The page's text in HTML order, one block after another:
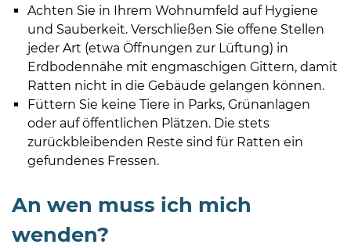
Achten Sie in Ihrem Wohnumfeld auf Hygiene
und Sauberkeit. Verschließen Sie offene Stellen
jeder Art (etwa Öffnungen zur Lüftung) in
Erdbodennähe mit engmaschigen Gittern, damit
Ratten nicht in die Gebäude gelangen können.
Füttern Sie keine Tiere in Parks, Grünanlagen
oder auf öffentlichen Plätzen. Die stets
zurückbleibenden Reste sind für Ratten ein
gefundenes Fressen.
An wen muss ich mich
wenden?